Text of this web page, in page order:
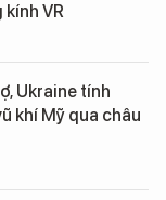
VR
Ukraine tính
khí Mỹ qua châu